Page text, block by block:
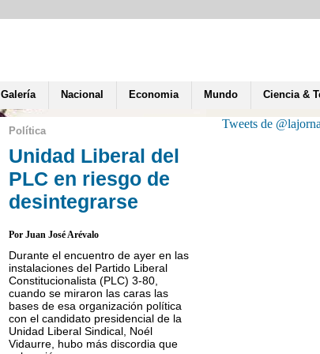
Galería Nacional Economia Mundo Ciencia &
Política
Unidad Liberal del
PLC en riesgo de
desintegrarse
Por Juan José Arévalo
Durante el encuentro de ayer en las
instalaciones del Partido Liberal
Constitucionalista (PLC) 3-80,
cuando se miraron las caras las
bases de esa organización política
con el candidato presidencial de la
Unidad Liberal Sindical, Noél
Vidaurre, hubo más discordia que
Fabio Gadea Mantilla,
como candidato a la
Tweets de